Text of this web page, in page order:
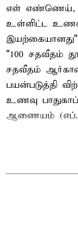
எள் எண்ணெய்,
உள்ளிட்ட
"100 சதவீதம்
சதவீதம்
பயன்படுத்தி
உணவு
ஆணையம்